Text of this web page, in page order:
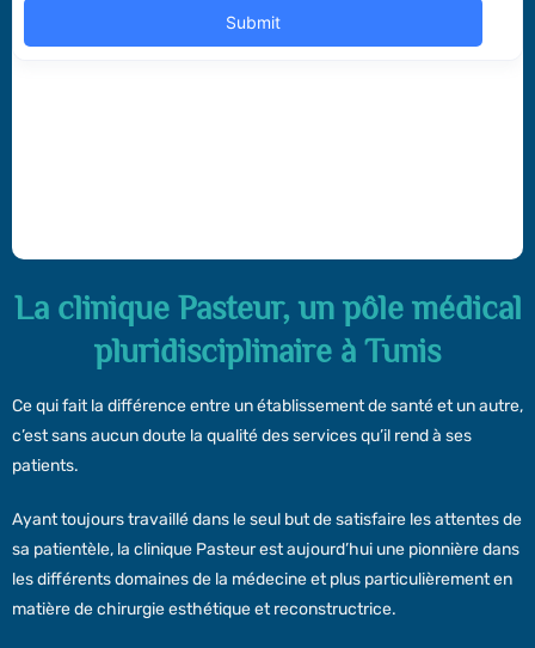
La clinique Pasteur, un pôle médical
pluridisciplinaire à Tunis
Ce qui fait la différence entre un établissement de santé et un autre,
c’est sans aucun doute la qualité des services qu’il rend à ses
patients.
Ayant toujours travaillé dans le seul but de satisfaire les attentes de
sa patientèle, la clinique Pasteur est aujourd’hui une pionnière dans
les différents domaines de la médecine et plus particulièrement en
matière de chirurgie esthétique et reconstructrice.